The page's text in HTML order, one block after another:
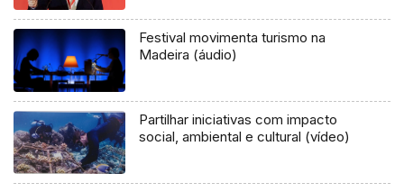
Festival movimenta turismo na
Madeira (áudio)
Partilhar iniciativas com impacto
social, ambiental e cultural (vídeo)